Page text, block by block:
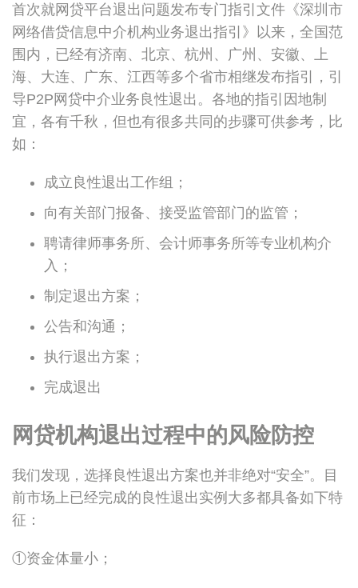
首次就网贷平台退出问题发布专门指引文件《深圳市
网络借贷信息中介机构业务退出指引》以来，全国范
围内，已经有济南、北京、杭州、广州、安徽、上
海、大连、广东、江西等多个省市相继发布指引，引
导P2P网贷中介业务良性退出。各地的指引因地制
宜，各有千秋，但也有很多共同的步骤可供参考，比
如：
成立良性退出工作组；
向有关部门报备、接受监管部门的监管；
聘请律师事务所、会计师事务所等专业机构介
入；
制定退出方案；
公告和沟通；
执行退出方案；
完成退出
网贷机构退出过程中的风险防控
我们发现，选择良性退出方案也并非绝对“安全”。目
前市场上已经完成的良性退出实例大多都具备如下特
征：
①资金体量小；